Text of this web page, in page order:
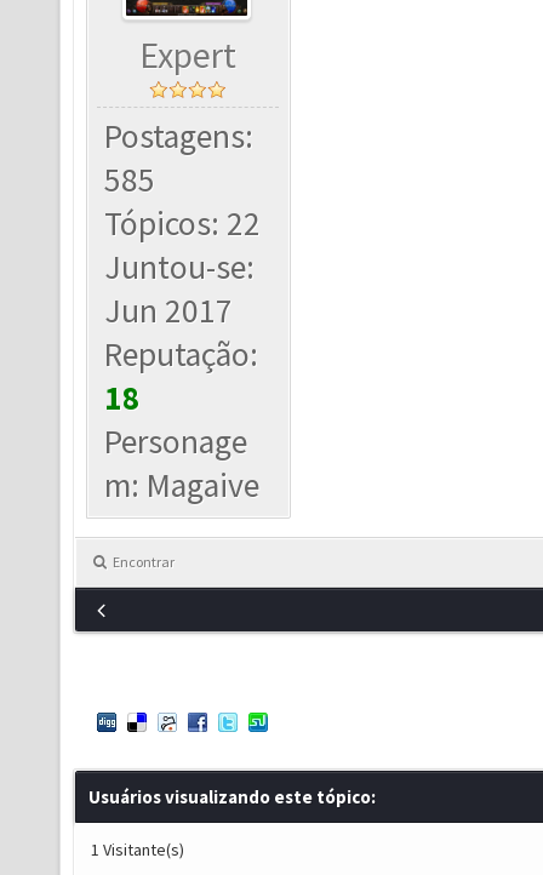
Expert
Postagens:
585
Tópicos: 22
Juntou-se:
Jun 2017
Reputação:
18
Personage
m: Magaive
Encontrar
Usuários visualizando este tópico:
1 Visitante(s)